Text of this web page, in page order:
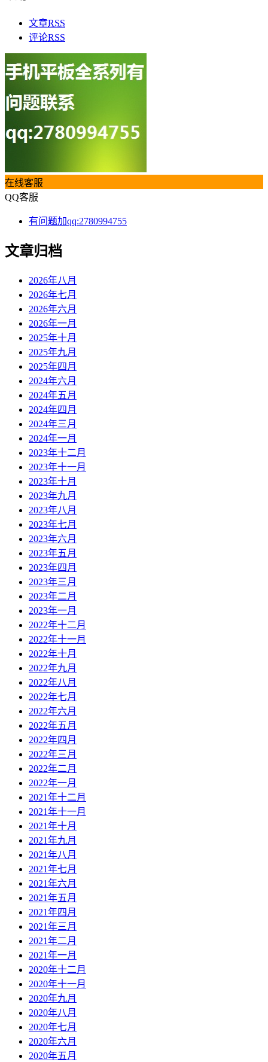
文章RSS
评论RSS
在线客服
QQ客服
有问题加qq:2780994755
文章归档
2026年八月
2026年七月
2026年六月
2026年一月
2025年十月
2025年九月
2025年四月
2024年六月
2024年五月
2024年四月
2024年三月
2024年一月
2023年十二月
2023年十一月
2023年十月
2023年九月
2023年八月
2023年七月
2023年六月
2023年五月
2023年四月
2023年三月
2023年二月
2023年一月
2022年十二月
2022年十一月
2022年十月
2022年九月
2022年八月
2022年七月
2022年六月
2022年五月
2022年四月
2022年三月
2022年二月
2022年一月
2021年十二月
2021年十一月
2021年十月
2021年九月
2021年八月
2021年七月
2021年六月
2021年五月
2021年四月
2021年三月
2021年二月
2021年一月
2020年十二月
2020年十一月
2020年九月
2020年八月
2020年七月
2020年六月
2020年五月